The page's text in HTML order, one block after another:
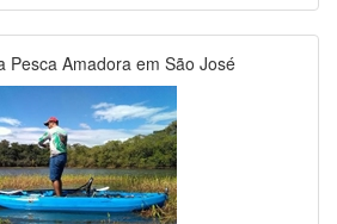
Pesca Amadora em São José